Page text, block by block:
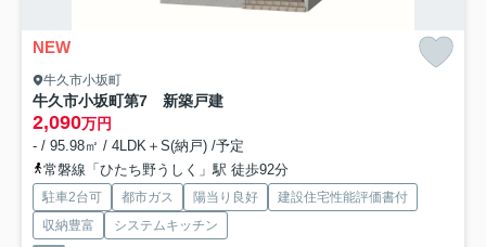
NEW
牛久市小坂町
牛久市小坂町第7 新築戸建
2,090万円
- / 95.98㎡ / 4LDK＋S(納戸) /予定
常磐線「ひたち野うしく」駅 徒歩92分
駐車2台可 都市ガス 陽当り良好
建設住宅性能評価書付
収納豊富
システムキッチン